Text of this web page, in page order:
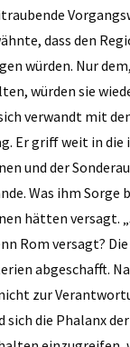
dass den
würden. Nur
würden sie
verwandt mit
Er griff weit in die
und der
Was ihm
hätten versagt.
Rom versagt?
abgeschafft.
zur
sich die Phalanx